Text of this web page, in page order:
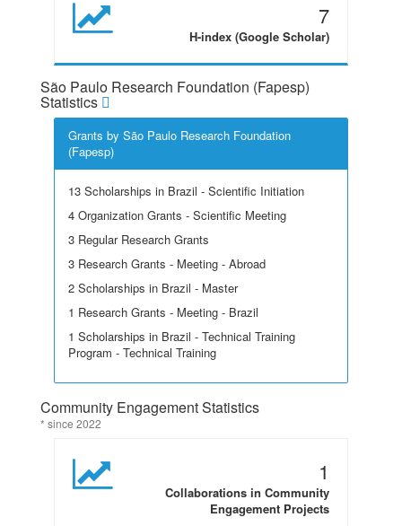
7
H-index (Google Scholar)
São Paulo Research Foundation (Fapesp)
Statistics
Grants by São Paulo Research Foundation
(Fapesp)
13 Scholarships in Brazil - Scientific Initiation
4 Organization Grants - Scientific Meeting
3 Regular Research Grants
3 Research Grants - Meeting - Abroad
2 Scholarships in Brazil - Master
1 Research Grants - Meeting - Brazil
1 Scholarships in Brazil - Technical Training
Program - Technical Training
Community Engagement Statistics
* since 2022
1
Collaborations in Community
Engagement Projects